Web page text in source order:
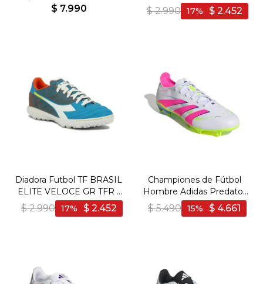
GR LPX - Hombre -
$ 7.990
GR LPU - Hombre - Azul-
Blanco
$ 2.990 $ 2.452
17
Diadora Futbol TF BRASIL
ELITE VELOCE GR TFR -
Hombre - Azul-Blanco
$ 2.990 $ 2.452
17
Championes de Fútbol
Hombre Adidas Predator
League FG/MG - Blanco-
Rosado
$ 5.490 $ 4.661
15